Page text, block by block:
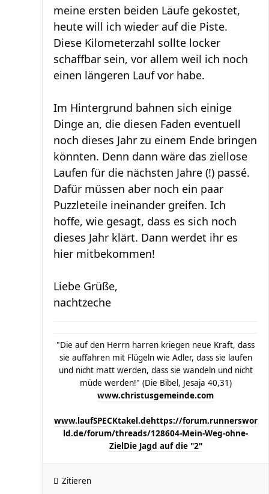
meine ersten beiden Läufe gekostet,
heute will ich wieder auf die Piste.
Diese Kilometerzahl sollte locker
schaffbar sein, vor allem weil ich noch
einen längeren Lauf vor habe.
Im Hintergrund bahnen sich einige
Dinge an, die diesen Faden eventuell
noch dieses Jahr zu einem Ende bringen
könnten. Denn dann wäre das ziellose
Laufen für die nächsten Jahre (!) passé.
Dafür müssen aber noch ein paar
Puzzleteile ineinander greifen. Ich
hoffe, wie gesagt, dass es sich noch
dieses Jahr klärt. Dann werdet ihr es
hier mitbekommen!
Liebe Grüße,
nachtzeche
"Die auf den Herrn harren kriegen neue Kraft, dass
sie auffahren mit Flügeln wie Adler, dass sie laufen
und nicht matt werden, dass sie wandeln und nicht
müde werden!" (Die Bibel, Jesaja 40,31)
www.christusgemeinde.com
www.laufSPECKtakel.dehttps://forum.runnerswor
ld.de/forum/threads/128604-Mein-Weg-ohne-
Ziel Die Jagd auf die "2"
Zitieren